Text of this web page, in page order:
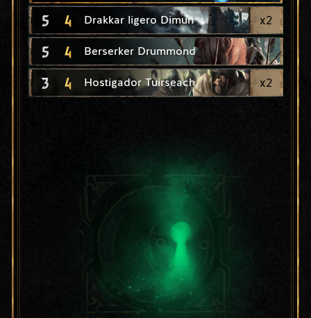
5 4 Drakkar ligero Dimun x2
5 4 Berserker Drummond
3 4 Hostigador Tuirseach x2